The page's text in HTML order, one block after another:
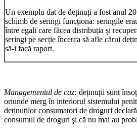
Un exemplu dat de deținuți a fost anul
schimb de seringi funcționa: seringile
între egali care făcea distribuția și
seringi pe secție încerca să afle cărui
să-i facă raport.
Managementul de caz: deținuții sunt
oriunde merg în interiorul sistemului
deținuților consumatori de droguri
consumul de droguri şi că nu mai au